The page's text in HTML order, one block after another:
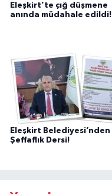
Eleşkirt’te çığ düşmene
anında müdahale edildi!
Eleşkirt Belediyesi’nden
Şeffaflık Dersi!